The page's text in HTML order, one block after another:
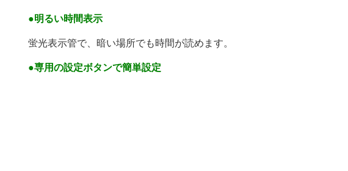
●明るい時間表示
蛍光表示管で、暗い場所でも時間が読めます。
●専用の設定ボタンで簡単設定